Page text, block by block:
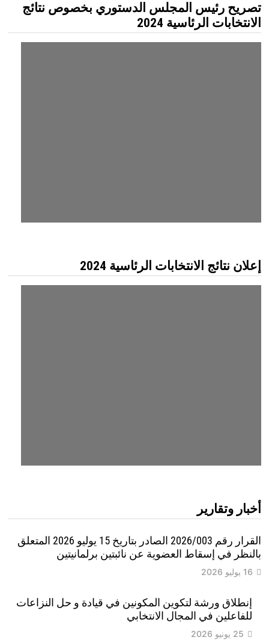
تصريح رئيس المجلس الدستوري بخصوص نتائج
الانتخابات الرئاسية 2024
إعلان نتائج الانتخابات الرئاسية 2024
أخبار وتقارير
القرار رقم 2026/003 الصادر بتاريخ 15 يوليو 2026 المتعلق
بالنظر في إسقاط العضوية عن نائبتين برلمانيتين
16 يوليو 2026
إنطلاق ورشة لتكوين المكونين في قيادة و حل النزاعات
للفاعلين في المجال الانتخابي
25 يونيو 2026